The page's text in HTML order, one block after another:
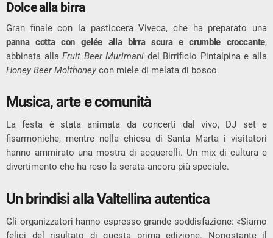
Dolce alla birra
Gran finale con la pasticcera Viveca, che ha preparato una
panna cotta con gelée alla birra scura e crumble croccante,
abbinata allaFruit Beer Murimani del Birrificio Pintalpina e alla
Honey Beer Molthoney con miele di melata di bosco.
Musica, arte e comunità
La festa è stata animata da concerti dal vivo, DJ set e
fisarmoniche, mentre nella chiesa di Santa Marta i visitatori
hanno ammirato una mostra di acquerelli. Un mix di cultura e
divertimento che ha reso la serata ancora più speciale.
Un brindisi alla Valtellina autentica
Gli organizzatori hanno espresso grande soddisfazione: «Siamo
felici del risultato di questa prima edizione. Nonostante il